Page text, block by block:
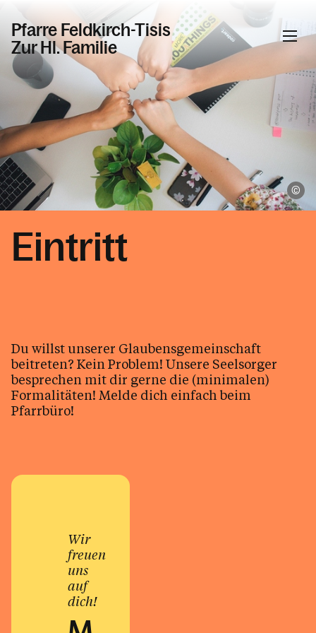
Pfarre Feldkirch-Tisis
Zur Hl. Familie
Informationen
Kalender
Personen
Kontakt
Eintritt
Du willst unserer Glaubensgemeinschaft
beitreten? Kein Problem! Unsere Seelsorger
besprechen mit dir gerne die (minimalen)
Formalitäten! Melde dich einfach beim
Pfarrbüro!
Wir
freuen
uns
auf
dich!